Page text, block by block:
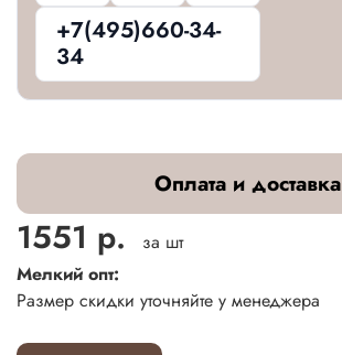
+7(495)660-34-
34
Оплата и доставка
1551 р.
за шт
Мелкий опт:
Размер скидки уточняйте у менеджера